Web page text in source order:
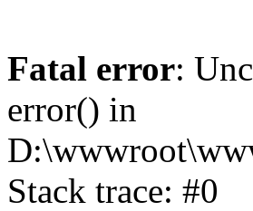
Fatal error:
error() in
Stack trace: #0